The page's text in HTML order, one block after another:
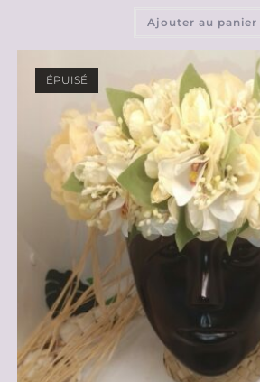
Ajouter au panier
ÉPUISÉ